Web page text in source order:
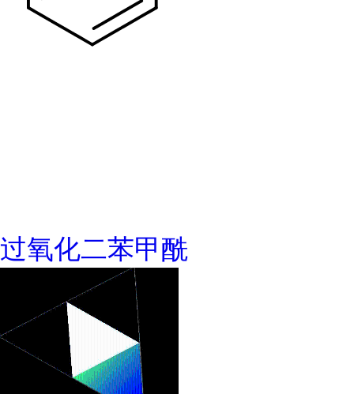
过氧化二苯甲酰